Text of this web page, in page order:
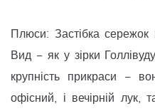
Плюси: Застібка сережок
Вид − як у зірки
крупність прикраси −
офісний, і вечірній лук,